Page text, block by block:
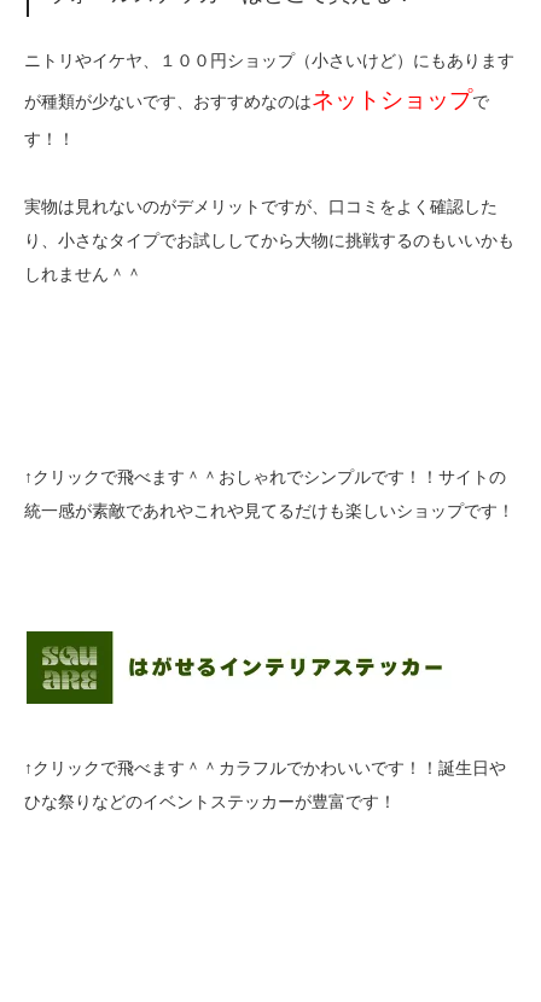
ニトリやイケヤ、１００円ショップ（小さいけど）にもあります
が種類が少ないです、おすすめなのはネットショップで
す！！
実物は見れないのがデメリットですが、口コミをよく確認した
り、小さなタイプでお試ししてから大物に挑戦するのもいいかも
しれません＾＾
↑クリックで飛べます＾＾おしゃれでシンプルです！！サイトの
統一感が素敵であれやこれや見てるだけも楽しいショップです！
↑クリックで飛べます＾＾カラフルでかわいいです！！誕生日や
ひな祭りなどのイベントステッカーが豊富です！